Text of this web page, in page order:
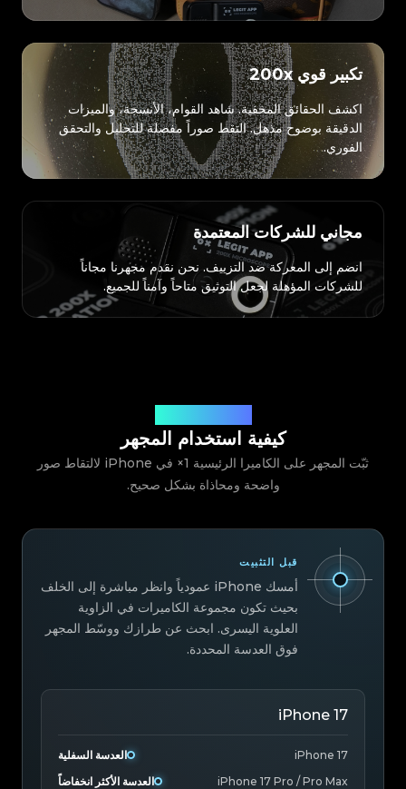
تكبير قوي 200x
اكشف الحقائق المخفية. شاهد القوام، الأنسجة، والميزات
الدقيقة بوضوح مذهل. التقط صوراً مفصلة للتحليل والتحقق
الفوري.
مجاني للشركات المعتمدة
انضم إلى المعركة ضد التزييف. نحن نقدم مجهرنا مجاناً
للشركات المؤهلة لجعل التوثيق متاحاً وآمناً للجميع.
كيفية استخدام المجهر
ثبّت المجهر على الكاميرا الرئيسية 1× في iPhone لالتقاط صور
واضحة ومحاذاة بشكل صحيح.
قبل التثبيت
أمسك iPhone عمودياً وانظر مباشرة إلى الخلف
بحيث تكون مجموعة الكاميرات في الزاوية
العلوية اليسرى. ابحث عن طرازك ووسّط المجهر
فوق العدسة المحددة.
iPhone 17
iPhone 17
العدسة السفلية
iPhone 17 Pro / Pro Max
العدسة الأكثر انخفاضاً